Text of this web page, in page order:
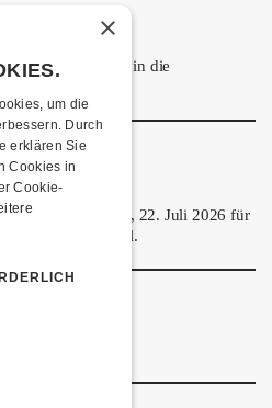
kommt GZUZ in die
SHOW
kommen am MI, 22. Juli 2026 für
Show ins Kofmehl.
×
um die
Durch
erklären Sie
Cookies in
Cookie-